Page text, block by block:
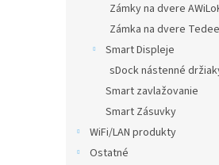
Zámky na dvere
Zámka na dvere Tedee
Smart Displeje
sDock nástenné
Smart zavlažovanie
Smart Zásuvky
WiFi/LAN produkty
Ostatné